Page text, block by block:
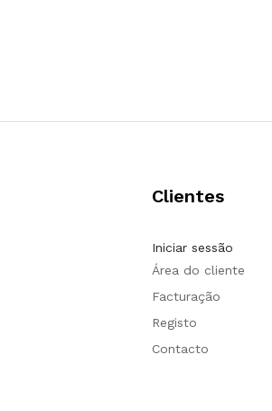
Clientes
Iniciar sessão
Área do cliente
Facturação
Registo
Contacto